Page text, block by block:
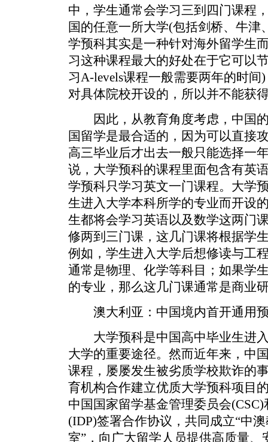
中，学生通常会学习三到四门课程
国的任意一所大学(包括剑桥、牛津
学预科其实是一种针对海外留学生
习这种课程最大的好处在于它可以
习A-levels课程一般需要两年的时
对具体院校开设的，所以并不能获
因此，从教育角度考虑，中国的
国留学是最合适的，因为可以直接
高三毕业后才出去一般只能选择一
说，大学预科的课程里面包含有英
学预科只学习英文一门课程。大学
生进入大学本科所学的专业而开设
生都将会学习英语以及数学这两门
修两到三门课，这几门课将根据学
例如，学生进入大学后想修读与工
通常是物理、化学等科目；如果学
的专业，那么这几门课通常是商业
澳大利亚：中国境内首开通用
大学预科是中国高中毕业生进入
大学的重要途径。然而近年来，中
课程，屡屡发生被劣质学校欺诈的
育机构合作建立优质大学预科项目
中国国家留学基金管理委员会
(IDP)签署合作协议，共同成立“中
室”，向广大留学人员提供高质量